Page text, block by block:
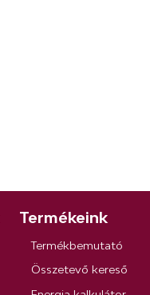
Termékeink
Termékbemutató
Összetevő kereső